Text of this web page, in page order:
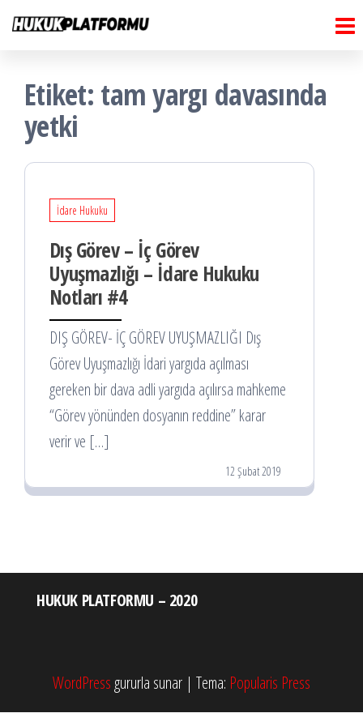
İçeriğe
atla
Etiket: tam yargı davasında
yetki
İdare Hukuku
Dış Görev – İç Görev
Uyuşmazlığı – İdare Hukuku
Notları #4
DIŞ GÖREV- İÇ GÖREV UYUŞMAZLIĞI Dış
Görev Uyuşmazlığı İdari yargıda açılması
gereken bir dava adli yargıda açılırsa mahkeme
“Görev yönünden dosyanın reddine” karar
verir ve […]
12 Şubat 2019
HUKUK PLATFORMU – 2020
WordPress gururla sunar | Tema: Popularis Press